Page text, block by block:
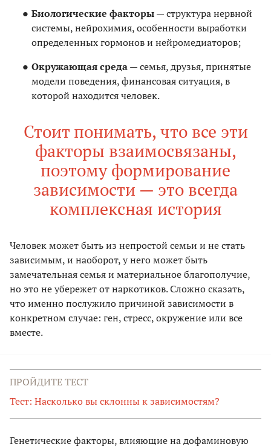
Биологические факторы— структура нервной
системы, нейрохимия, особенности выработки
определенных гормонов и нейромедиаторов;
Окружающая среда— семья, друзья, принятые
модели поведения, финансовая ситуация, в
которой находится человек.
Стоит понимать, что все эти
факторы взаимосвязаны,
поэтому формирование
зависимости — это всегда
комплексная история
Человек может быть из непростой семьи и не стать
зависимым, и наоборот, у него может быть
замечательная семья и материальное благополучие,
но это не убережет от наркотиков. Сложно сказать,
что именно послужило причиной зависимости в
конкретном случае: ген, стресс, окружение или все
вместе.
ПРОЙДИТЕ ТЕСТ
Тест: Насколько вы склонны к зависимостям?
Генетические факторы, влияющие на дофаминовую